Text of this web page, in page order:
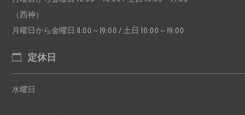
（西神）
月曜日から金曜日 11:00～19:00 / 土日 10:00～19:00
定休日
水曜日